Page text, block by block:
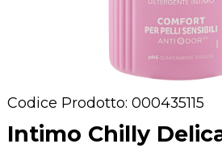
Codice Prodotto: 000435115
Intimo Chilly